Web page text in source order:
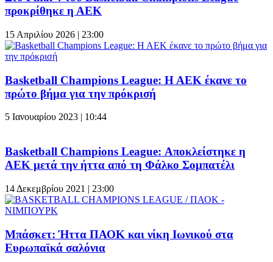
προκρίθηκε η ΑΕΚ
15 Απριλίου 2026 | 23:00
Basketball Champions League: Η ΑΕΚ έκανε το
πρώτο βήμα για την πρόκρισή
5 Ιανουαρίου 2023 | 10:44
Basketball Champions League: Αποκλείστηκε η
ΑΕΚ μετά την ήττα από τη Φάλκο Σομπατέλι
14 Δεκεμβρίου 2021 | 23:00
Μπάσκετ: Ήττα ΠΑΟΚ και νίκη Ιωνικού στα
Ευρωπαϊκά σαλόνια